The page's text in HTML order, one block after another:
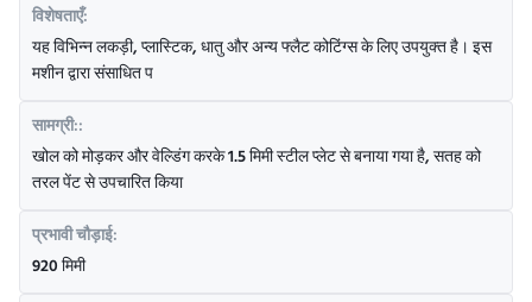
विशेषताएँ:
यह विभिन्न लकड़ी, प्लास्टिक, धातु और अन्य फ्लैट कोटिंग्स के लिए उपयुक्त है। इस
मशीन द्वारा संसाधित प
सामग्री::
खोल को मोड़कर और वेल्डिंग करके 1.5 मिमी स्टील प्लेट से बनाया गया है, सतह को
तरल पेंट से उपचारित किया
प्रभावी चौड़ाई:
920 मिमी